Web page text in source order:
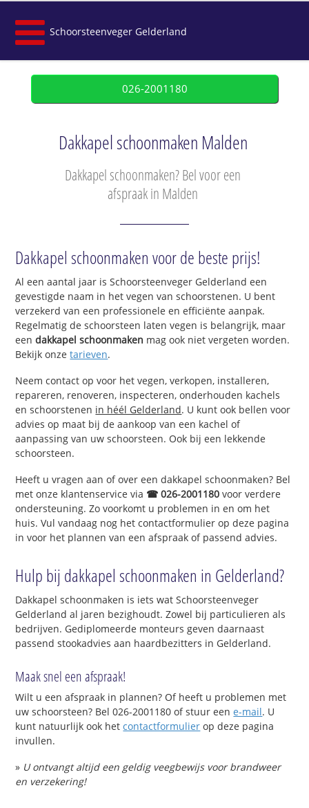
Schoorsteenveger Gelderland
026-2001180
Dakkapel schoonmaken Malden
Dakkapel schoonmaken? Bel voor een
afspraak in Malden
Dakkapel schoonmaken voor de beste prijs!
Al een aantal jaar is Schoorsteenveger Gelderland een
gevestigde naam in het vegen van schoorstenen. U bent
verzekerd van een professionele en efficiënte aanpak.
Regelmatig de schoorsteen laten vegen is belangrijk, maar
eendakkapel schoonmaken mag ook niet vergeten worden.
Bekijk onzetarieven.
Neem contact op voor het vegen, verkopen, installeren,
repareren, renoveren, inspecteren, onderhouden kachels
en schoorstenen in héél Gelderland. U kunt ook bellen voor
advies op maat bij de aankoop van een kachel of
aanpassing van uw schoorsteen. Ook bij een lekkende
schoorsteen.
Heeft u vragen aan of over een dakkapel schoonmaken? Bel
met onze klantenservice via ☎ 026-2001180 voor verdere
ondersteuning. Zo voorkomt u problemen in en om het
huis. Vul vandaag nog het contactformulier op deze pagina
in voor het plannen van een afspraak of passend advies.
Hulp bij dakkapel schoonmaken in Gelderland?
Dakkapel schoonmaken is iets wat Schoorsteenveger
Gelderland al jaren bezighoudt. Zowel bij particulieren als
bedrijven. Gediplomeerde monteurs geven daarnaast
passend stookadvies aan haardbezitters in Gelderland.
Maak snel een afspraak!
Wilt u een afspraak in plannen? Of heeft u problemen met
uw schoorsteen? Bel 026-2001180 of stuur eene-mail. U
kunt natuurlijk ook hetcontactformulier op deze pagina
invullen.
» U ontvangt altijd een geldig veegbewijs voor brandweer
en verzekering!